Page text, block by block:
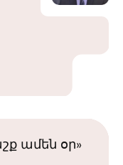
ամեն օր»